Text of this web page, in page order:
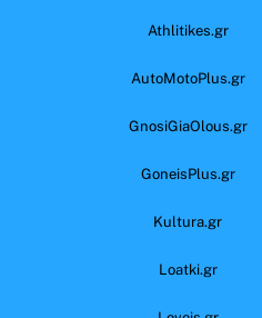
Athlitikes.gr
AutoMotoPlus.gr
GnosiGiaOlous.gr
GoneisPlus.gr
Kultura.gr
Loatki.gr